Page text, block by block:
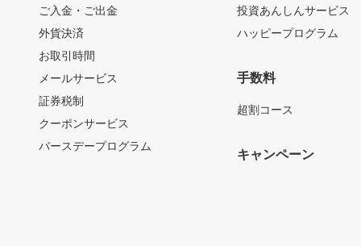
ご入金・ご出金
外貨決済
お取引時間
メールサービス
証券税制
クーポンサービス
バースデープログラム
投資あんしんサービス
ハッピープログラム
手数料
超割コース
キャンペーン